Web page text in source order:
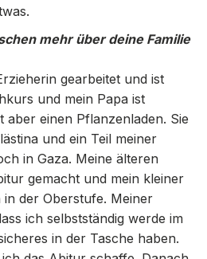
mehr über deine Familie
gearbeitet und ist
und mein Papa ist
aber einen Pflanzenladen. Sie
und ein Teil meiner
in Gaza. Meine älteren
gemacht und mein kleiner
der Oberstufe. Meiner
ich selbstständig werde im
in der Tasche haben.